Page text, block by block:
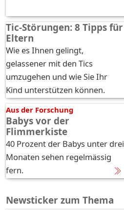
Tic-Störungen: 8 Tipps für
Eltern
Wie es Ihnen gelingt,
gelassener mit den Tics
umzugehen und wie Sie Ihr
Kind unterstützen können.
Aus der Forschung
Babys vor der
Flimmerkiste
40 Prozent der Babys unter drei
Monaten sehen regelmässig
fern.
Newsticker zum Thema